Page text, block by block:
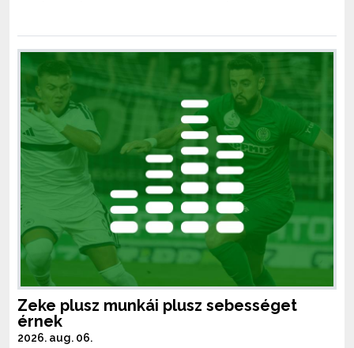
Zeke plusz munkái plusz sebességet
érnek
2026. aug. 06.